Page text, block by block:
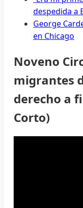
despedida a
George
en Chicago
Noveno
migrantes
derecho a
Corto)